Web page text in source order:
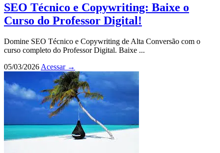
SEO Técnico e Copywriting: Baixe o
Curso do Professor Digital!
Domine SEO Técnico e Copywriting de Alta Conversão com o
curso completo do Professor Digital. Baixe ...
05/03/2026 Acessar →